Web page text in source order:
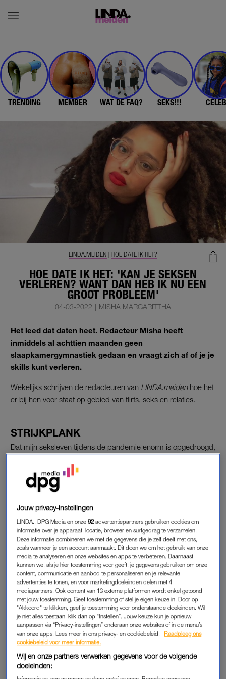
TRENDING MEMBER WAT DE FAQ? SEKS!!!
HOE DATE IK HET: 'KAN JE SEKSEN
VERLEREN? WANT DAN HEB IK NU EEN
GROOT PROBLEEM'
LINDA.MEIDEN | HOE DATE IK HET?
04-03-2022 | MISHA MARGARITTHA
Het leed dat daten heet. Redacteur Misha heeft
inmiddels al achttien maanden geen
slaapkamergymnastiek gedaan en vraagt zich af of je je
skills kunt verleren.
Wekelijks schrijven de redacteuren van LINDA.meidenhoe het
er bij hen voor staat op gebied van flirts, seks en relaties.
STRIJKPLANK
Dat mijn seksleven tijdens de pandemie enorm is opgedroogd,
theorie: hoe langer je geen seks hebt, hoe minder behoefte je
eraan hebt. In de eerste paar maanden van mijn seksloze
bestaan voelde ik constant de behoefte iemand de kleren van
het lijf te rukken (metconsent
ik er aantrekkelijk uit vond zien bespringen. Het is dan ook
zacht uitgedrukt dat ik het er toen moeilijk mee had. Maar nu,
18 maanden later (onthoud: dit is eenjudgement freezone),
lijkt mijn behoefte drastisch te zijn verminderd.
Omdat ik niet de hele tijd bezig ben met wie mijnprivate parts
zal kietelen, heb ik ruimte over om te obsederen over hoe eng
ik het inmiddels vind om weer in de vijver van het seksen te
duiken. Mijn (gekozen) celibataire bestaan komt deels door
onzekerheid over mijn lijf. En angst dat mijn toekomstig
bedpartner het allesbehalve aantrekkelijk vindt. Naarmate de
dat – wanneer het zover is – mijn seks
is. Dat alles wat ik
de afgelopen jaren op mijn seks-skills-lijst toevoegde uit
Jouw privacy-instellingen
LINDA., DPG Media en onze92 advertentiepartners gebruiken cookies om
informatie over je apparaat, locatie, browser en surfgedrag te verzamelen.
Deze informatie combineren we met de gegevens die je zelf deelt met ons,
zoals wanneer je een account aanmaakt. Dit doen we om het gebruik van onze
media te analyseren en onze websites en apps te verbeteren. Daarnaast
kunnen we, als je hier toestemming voor geeft, je gegevens gebruiken om onze
content, communicatie en aanbod te personaliseren en je relevante
advertenties te tonen, en voor marketingdoeleinden delen met 4
mediapartners. Ook content van 13 externe platformen wordt enkel getoond
met jouw toestemming. Geef toestemming of stel je eigen keuze in. Door op
"Akkoord" te klikken, geef je toestemming voor onderstaande doeleinden. Wil
je niet alles toestaan, klik dan op “Instellen”. Jouw keuze kun je opnieuw
aanpassen via “Privacy-instellingen” onderaan onze websites of in de menu’s
van onze apps. Lees meer in ons privacy- en cookiebeleid.
Raadpleeg ons
cookiebeleid voor meer informatie.
Wij en onze partners verwerken gegevens voor de volgende
doeleinden: